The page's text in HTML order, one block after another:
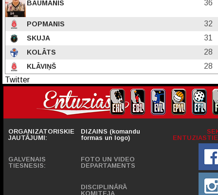
BAUMANIS 36
POPMANIS 32
SKUJA 31
KOLĀTS 28
KLĀVIŅŠ
28
Twitter
ORGANIZATORISKIE
JAUTĀJUMI:
GALVENAIS
TIESNESIS:
DIZAINS (komandu
formas un logo)
FOTO UN VIDEO
DEPARTAMENTS
DISCIPLINĀRĀ
KOMITEJA